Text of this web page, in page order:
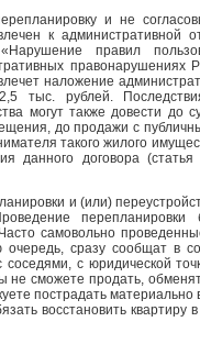
и не
к административной
правил
правонарушениях
наложение
рублей.
могут также довести до
до продажи с
такого жилого
данного договора
и (или)
перепланировки
самовольно
сразу сообщат в
с юридической
не сможете продать,
пострадать
восстановить квартиру